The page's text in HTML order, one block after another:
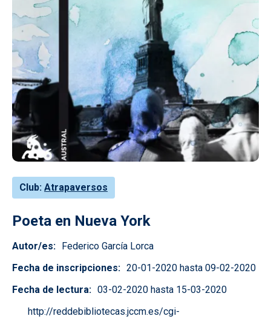
Club Atrapaversos
Poeta en Nueva York
Autor/es
Federico García Lorca
Fecha de inscripciones
20-01-2020 hasta 09-02-2020
Fecha de lectura
03-02-2020 hasta 15-03-2020
http://reddebibliotecas.jccm.es/cgi-